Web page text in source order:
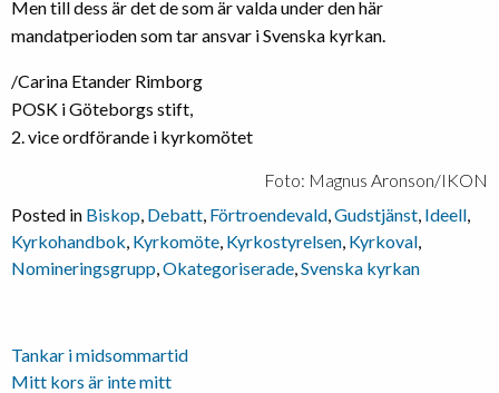
Men till dess är det de som är valda under den här
mandatperioden som tar ansvar i Svenska kyrkan.
/Carina Etander Rimborg
POSK i Göteborgs stift,
2. vice ordförande i kyrkomötet
Foto: Magnus Aronson/IKON
Posted in Biskop, Debatt, Förtroendevald,Gudstjänst, Ideell,
Kyrkohandbok, Kyrkomöte, Kyrkostyrelsen, Kyrkoval,
Nomineringsgrupp,Okategoriserade,Svenska kyrkan
Inläggsnavigering
Tankar i midsommartid
Mitt kors är inte mitt